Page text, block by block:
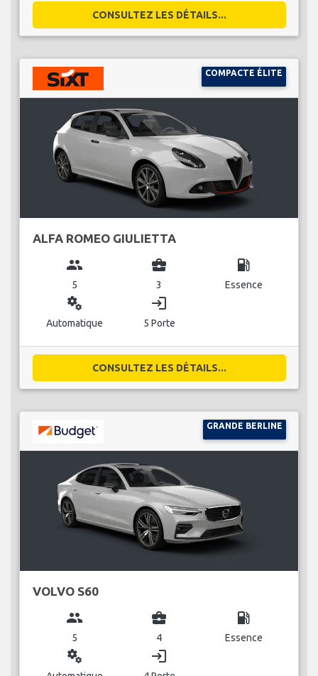
CONSULTEZ LES DÉTAILS...
COMPACTE ÉLITE
ALFA ROMEO GIULIETTA
group
5
business_center
3
local_gas_station
Essence
miscellaneous_services
Automatique
login
5 Porte
CONSULTEZ LES DÉTAILS...
GRANDE BERLINE
VOLVO S60
group
5
business_center
4
local_gas_station
Essence
miscellaneous_services login